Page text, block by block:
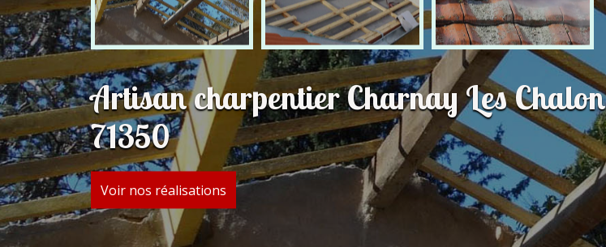
Artisan charpentier Charnay Les Chalon
71350
Voir nos réalisations